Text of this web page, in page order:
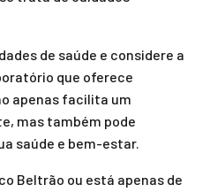
de saúde e considere a
que oferece
apenas facilita um
mas também pode
saúde e bem-estar.
Beltrão ou está apenas de